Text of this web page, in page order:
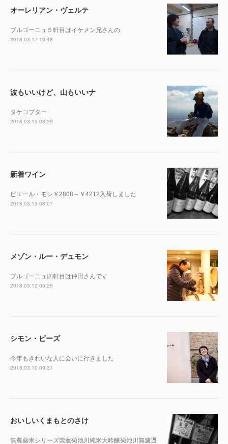
オーレリアン・ヴェルテ
ブルゴーニュ５軒目はイケメン兄さんの
2018.03.17 10:48
波もいいけど、山もいいナ
タケコプター
2018.03.15 08:29
新着ワイン
ピエール・モレ￥2808～￥4212入荷しました
2018.03.13 08:07
メゾン・ルー・デュモン
ブルゴーニュ四軒目は仲田さんです
2018.03.12 05:25
シモン・ビーズ
今年もきれいな人に会いに行きました
2018.03.10 09:31
おいしいくまもとのさけ
無農薬米シリーズ崇薫菊池川純米大吟醸菊池川無濾過